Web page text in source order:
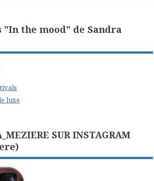
"In the mood" de Sandra
luxe
SUR INSTAGRAM